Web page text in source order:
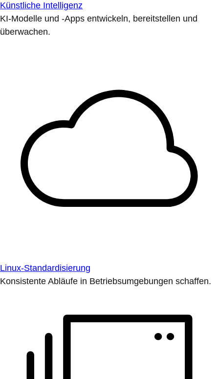
Künstliche Intelligenz
KI-Modelle und -Apps entwickeln, bereitstellen und
überwachen.
Linux-Standardisierung
Konsistente Abläufe in Betriebsumgebungen schaffen.